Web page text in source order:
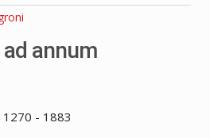
annum
1270 - 1883